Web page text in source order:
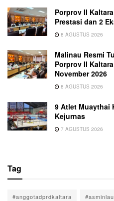
Porprov II
Prestasi dan 2
8 AGUSTUS 2026
Malinau Resmi
Porprov II
November 2026
8 AGUSTUS 2026
9 Atlet Muaythai
Kejurnas
7 AGUSTUS 2026
Tag
#anggotadprdkaltara